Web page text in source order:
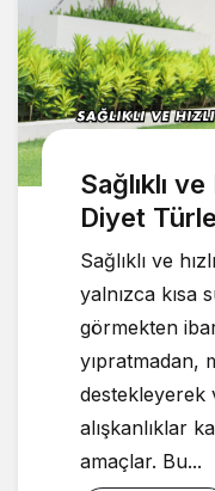
Sağlıklı
Diyet
Sağlıklı ve
yalnızca kısa
görmekten
yıpratmadan,
destekleyerek
alışkanlıklar
amaçlar. Bu...